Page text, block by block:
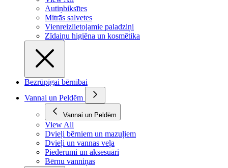
Autiņbiksītes
Mitrās salvetes
Vienreizlietojamie paladziņi
Zīdaiņu higiēna un kosmētika
Bezrūpīgai bērnībai
Vannai un Peldēm
Vannai un Peldēm
View All
Dvieļi bērniem un mazuļiem
Dvieļi un vannas veļa
Piederumi un aksesuāri
Bērnu vanniņas